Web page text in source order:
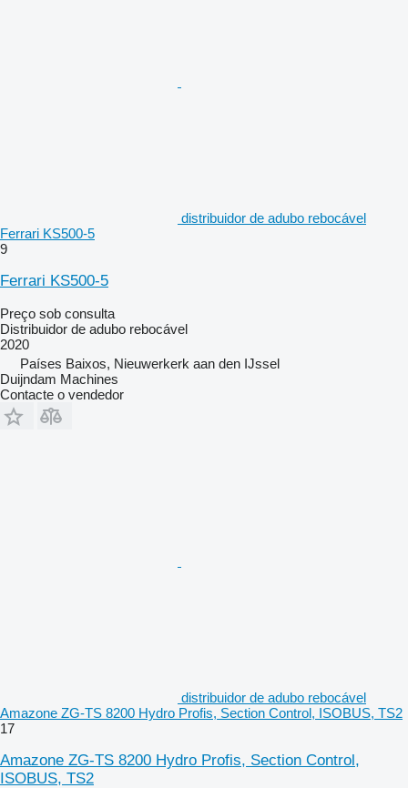
distribuidor de adubo rebocável
Ferrari KS500-5
9
Ferrari KS500-5
Preço sob consulta
Distribuidor de adubo rebocável
2020
Países Baixos, Nieuwerkerk aan den IJssel
Duijndam Machines
Contacte o vendedor
distribuidor de adubo rebocável
Amazone ZG-TS 8200 Hydro Profis, Section Control, ISOBUS, TS2
17
Amazone ZG-TS 8200 Hydro Profis, Section Control,
ISOBUS, TS2